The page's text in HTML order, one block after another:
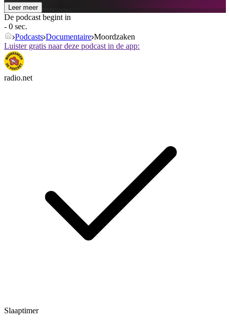
Leer meer
De podcast begint in
- 0 sec.
Podcasts Documentaire Moordzaken
Luister gratis naar deze podcast in de app:
radio.net
Slaaptimer